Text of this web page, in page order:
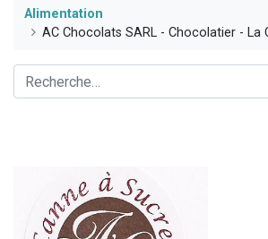
Alimentation
AC Chocolats SARL - Chocolatier - La